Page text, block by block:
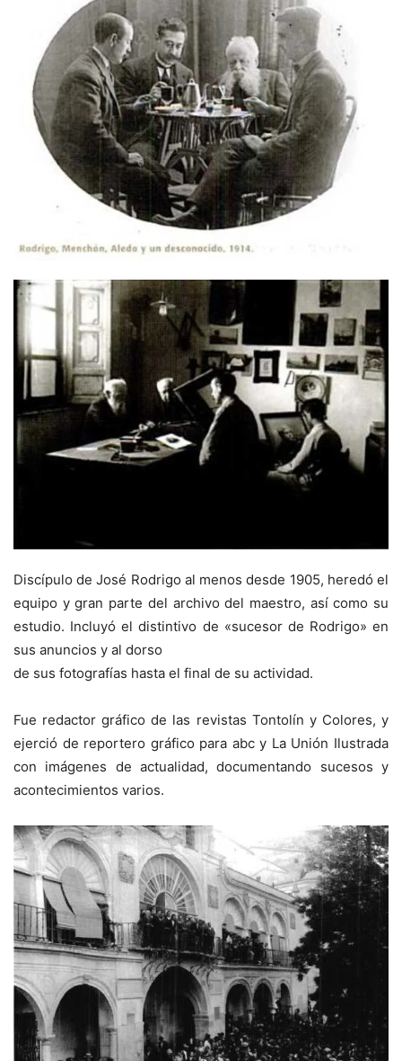
Discípulo de José Rodrigo al menos desde 1905, heredó el
equipo y gran parte del archivo del maestro, así como su
estudio. Incluyó el distintivo de «sucesor de Rodrigo» en
sus anuncios y al dorso
de sus fotografías hasta el final de su actividad.
Fue redactor gráfico de las revistas Tontolín y Colores, y
ejerció de reportero gráfico para abc y La Unión Ilustrada
con imágenes de actualidad, documentando sucesos y
acontecimientos varios.